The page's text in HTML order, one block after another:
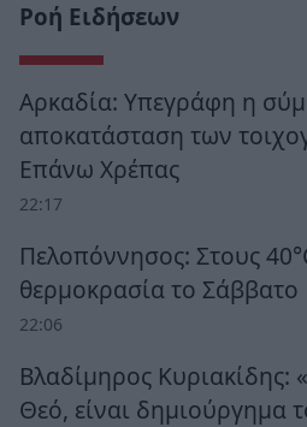
Ροή Ειδήσεων
Αρκαδία: Υπεγράφη η
αποκατάσταση των
Επάνω Χρέπας
22:17
Πελοπόννησος: Στους
θερμοκρασία το Σάββατο
22:06
Βλαδίμηρος Κυριακίδης:
Θεό, είναι δημιούργημα